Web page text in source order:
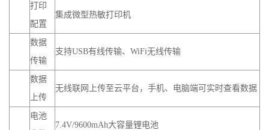
打印
配置
集成微型热敏打印机
数据
传输
支持USB有线传输、WiFi无线传输
数据
上传
无线联网上传至云平台，手机、电脑端可实时查看数据
电池
7.4V/9600mAh大容量锂电池